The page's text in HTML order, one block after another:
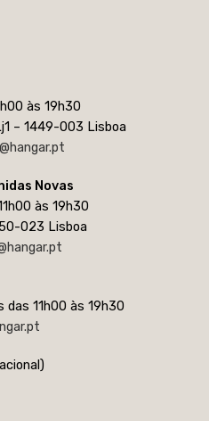
às 19h30
– 1449-003 Lisboa
Novas
às 19h30
023 Lisboa
das 11h00 às 19h30